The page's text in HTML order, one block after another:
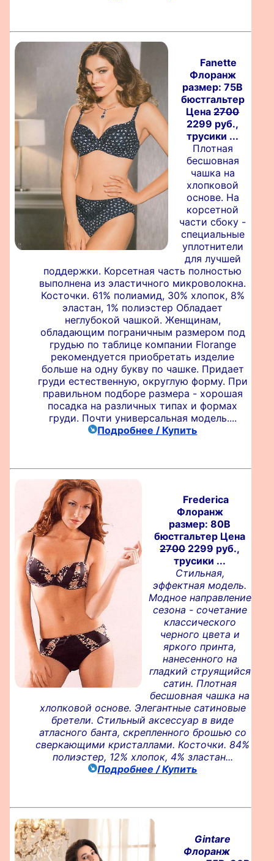
Fanette
Флоранж
размер: 75B
бюстгальтер
Цена2700
2299 руб.,
трусики ...
Плотная
бесшовная
чашка на
хлопковой
основе. На
корсетной
части сбоку -
специальные
уплотнители
для лучшей
поддержки. Корсетная часть полностью
выполнена из эластичного микроволокна.
Косточки. 61% полиамид, 30% хлопок, 8%
эластан, 1% полиэстер Обладает
неглубокой чашкой. Женщинам,
обладающим пограничным размером под
грудью по таблице компании Florange
рекомендуется приобретать изделие
больше на одну букву по чашке. Придает
груди естественную, округлую форму. При
правильном подборе размера - хорошая
посадка на различных типах и формах
груди. Почти универсальная модель....
Подробнее / Купить
Frederica
Флоранж
размер: 80B
бюстгальтер Цена
27002299 руб.,
трусики ...
Стильная,
эффектная модель.
Модное направление
сезона - сочетание
классического
черного цвета и
яркого принта,
нанесенного на
гладкий струящийся
сатин. Плотная
бесшовная чашка на
хлопковой основе. Элегантные сатиновые
бретели. Стильный аксессуар в виде
атласного банта, скрепленного брошью со
сверкающими кристаллами. Косточки. 84%
полиэстер, 12% хлопок, 4% зластан...
Подробнее / Купить
Gintare
Флоранж